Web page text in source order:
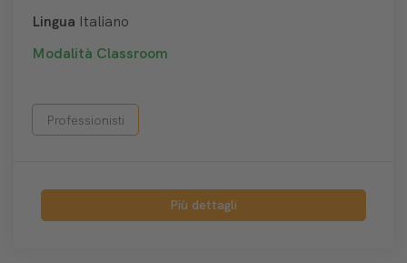
Lingua Italiano
Modalità Classroom
Professionisti
Più dettagli